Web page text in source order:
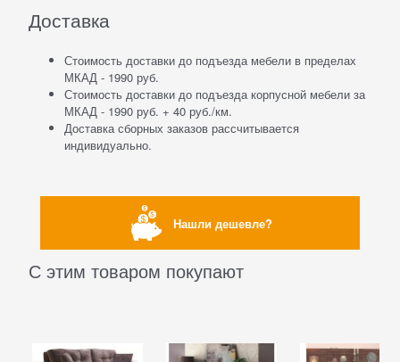
Доставка
Стоимость доставки до подъезда мебели в пределах
МКАД - 1990 руб.
Стоимость доставки до подъезда корпусной мебели за
МКАД - 1990 руб. + 40 руб./км.
Доставка сборных заказов рассчитывается
индивидуально.
Нашли дешевле?
С этим товаром покупают